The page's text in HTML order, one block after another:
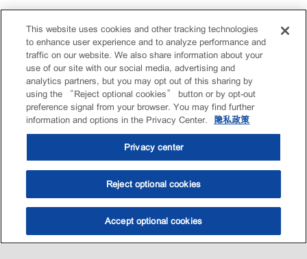
选油助手 查找门店
This website uses cookies and other tracking technologies
to enhance user experience and to analyze performance and
traffic on our website. We also share information about your
use of our site with our social media, advertising and
analytics partners, but you may opt out of this sharing by
using the “Reject optional cookies” button or by opt-out
preference signal from your browser. You may find further
information and options in the Privacy Center.
隐私政策
Privacy center
Reject optional cookies
Accept optional cookies